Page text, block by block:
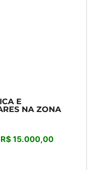
E
NA ZONA
15.000,00